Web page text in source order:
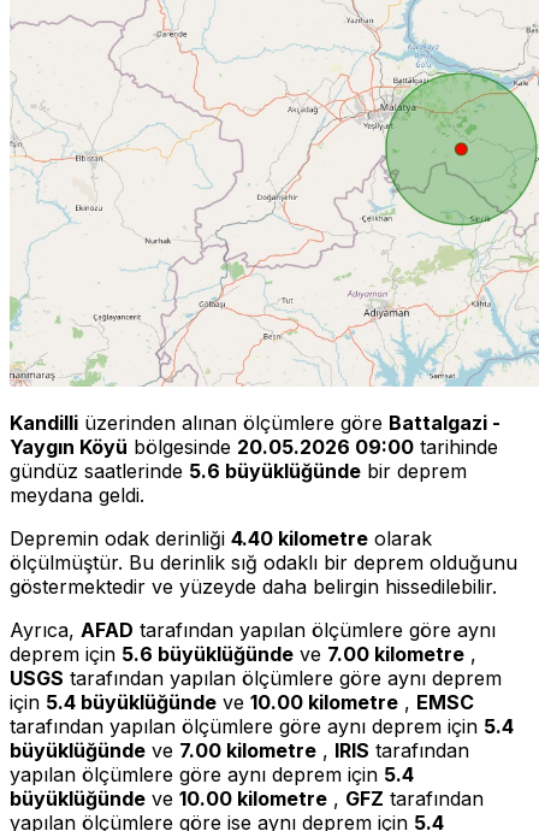
Kandilli üzerinden alınan ölçümlere göre Battalgazi -
Yaygın Köyü bölgesinde 20.05.2026 09:00 tarihinde
gündüz saatlerinde 5.6 büyüklüğünde bir deprem
meydana geldi.
Depremin odak derinliği 4.40 kilometre olarak
ölçülmüştür. Bu derinlik sığ odaklı bir deprem olduğunu
göstermektedir ve yüzeyde daha belirgin hissedilebilir.
Ayrıca, AFAD tarafından yapılan ölçümlere göre aynı
deprem için 5.6 büyüklüğünde ve 7.00 kilometre ,
USGS tarafından yapılan ölçümlere göre aynı deprem
için 5.4 büyüklüğünde ve 10.00 kilometre , EMSC
tarafından yapılan ölçümlere göre aynı deprem için 5.4
büyüklüğünde ve 7.00 kilometre , IRIS tarafından
yapılan ölçümlere göre aynı deprem için 5.4
büyüklüğünde ve 10.00 kilometre , GFZ tarafından
yapılan ölçümlere göre ise aynı deprem için 5.4